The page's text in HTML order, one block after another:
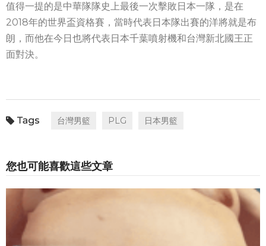
值得一提的是中華隊隊史上最後一次擊敗日本一隊，是在
2018年的世界盃資格賽，當時代表日本隊出賽的洋將就是布
朗，而他在今日也將代表日本千葉噴射機和台灣新北國王正
面對決。
台灣男籃 PLG 日本男籃
您也可能喜歡這些文章